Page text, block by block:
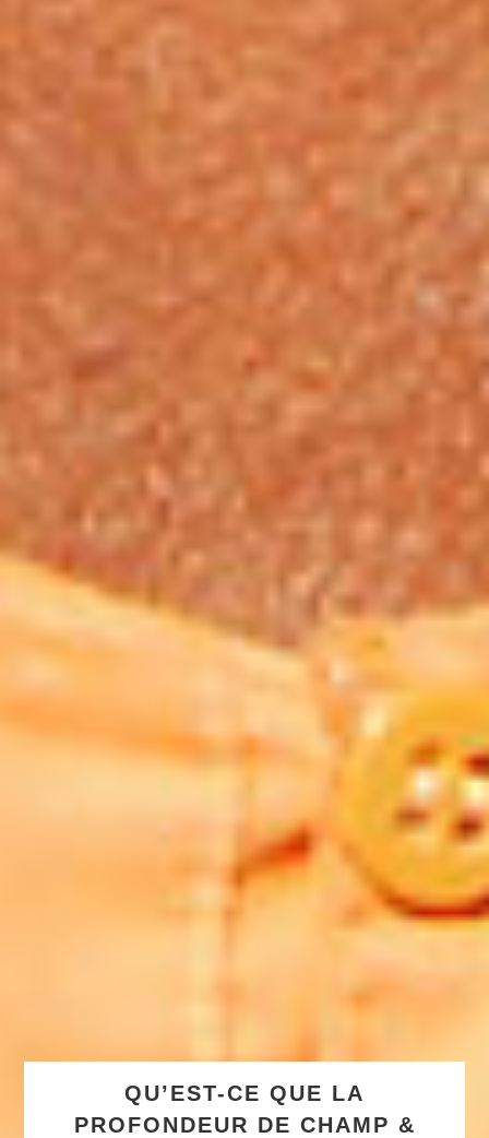
QU’EST-CE QUE LA
PROFONDEUR DE CHAMP &